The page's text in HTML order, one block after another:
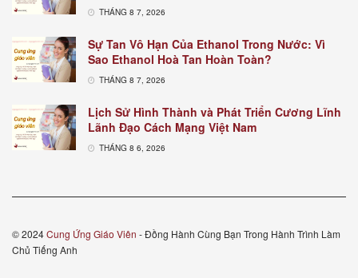
THÁNG 8 7, 2026
Sự Tan Vô Hạn Của Ethanol Trong Nước: Vì
Sao Ethanol Hoà Tan Hoàn Toàn?
THÁNG 8 7, 2026
Lịch Sử Hình Thành và Phát Triển Cương Lĩnh
Lãnh Đạo Cách Mạng Việt Nam
THÁNG 8 6, 2026
© 2024Cung Ứng Giáo Viên - Đồng Hành Cùng Bạn Trong Hành Trình Làm
Chủ Tiếng Anh